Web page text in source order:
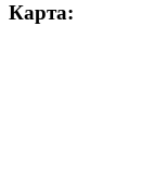
Карта: